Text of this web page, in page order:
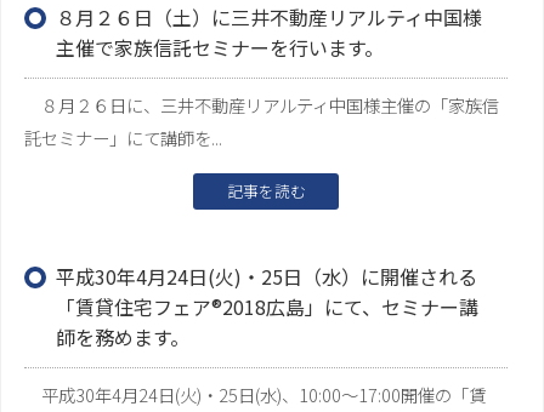
８月２６日（土）に三井不動産リアルティ中国様
主催で家族信託セミナーを行います。
８月２６日に、三井不動産リアルティ中国様主催の「家族信
託セミナー」にて講師を...
記事を読む
平成30年4月24日(火)・25日（水）に開催される
「賃貸住宅フェア®2018広島」にて、セミナー講
師を務めます。
平成30年4月24日(火)・25日(水)、10:00～17:00開催の「賃